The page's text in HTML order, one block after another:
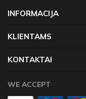
INFORMACIJA
KLIENTAMS
KONTAKTAI
WE ACCEPT